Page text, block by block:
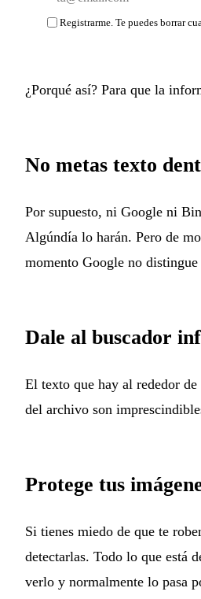
Registrarme. Te puedes borrar
¿Porqué así? Para que la
No metas texto
Por supuesto, ni Google ni
Algúndía lo harán. Pero de
momento Google no
Dale al buscador
El texto que hay al rededor
del archivo son
Protege tus
Si tienes miedo de que te
detectarlas. Todo lo que está
verlo y normalmente lo pasa